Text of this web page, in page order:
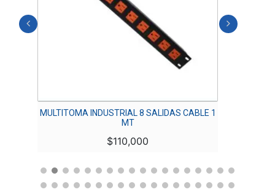
MULTITOMA INDUSTRIAL 8 SALIDAS CABLE 1
MT
$110,000